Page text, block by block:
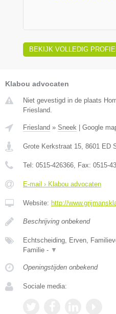
BEKIJK VOLLEDIG PROFIEL
Klabou advocaten
Niet gevestigd in de plaats
Friesland.
Friesland » Sneek Google
Grote Kerkstraat 15 8601 ED
Tel: 0515-426366 , Fax: 0515-
E-mail › Klabou advocaten
Website: http://
Beschrijving onbekend
Echtscheiding, Erven,
Familie - ▼
Openingstijden onbekend
Sociale media: